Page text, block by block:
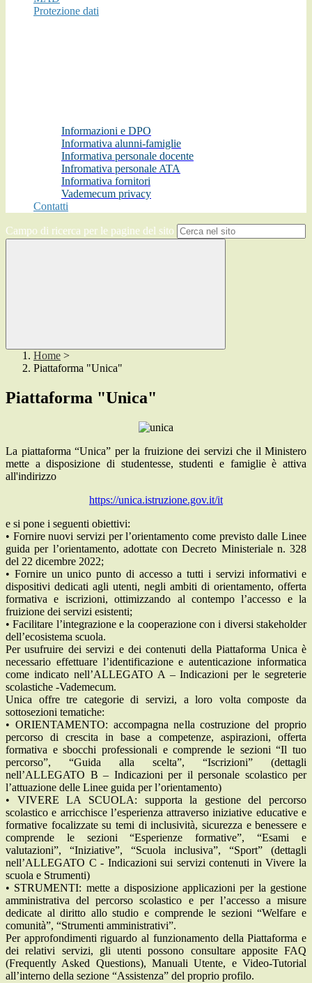
Protezione dati
Informazioni e DPO
Informativa alunni-famiglie
Informativa personale docente
Infromativa personale ATA
Informativa fornitori
Vademecum privacy
Contatti
Campo di ricerca per le pagine del sito
Home >
Piattaforma "Unica"
Piattaforma "Unica"
La piattaforma “Unica” per la fruizione dei servizi che il Ministero
mette a disposizione di studentesse, studenti e famiglie è attiva
all'indirizzo
https://unica.istruzione.gov.it/it
e si pone i seguenti obiettivi:
• Fornire nuovi servizi per l’orientamento come previsto dalle Linee
guida per l’orientamento, adottate con Decreto Ministeriale n. 328
del 22 dicembre 2022;
• Fornire un unico punto di accesso a tutti i servizi informativi e
dispositivi dedicati agli utenti, negli ambiti di orientamento, offerta
formativa e iscrizioni, ottimizzando al contempo l’accesso e la
fruizione dei servizi esistenti;
• Facilitare l’integrazione e la cooperazione con i diversi stakeholder
dell’ecosistema scuola.
Per usufruire dei servizi e dei contenuti della Piattaforma Unica è
necessario effettuare l’identificazione e autenticazione informatica
come indicato nell’ALLEGATO A – Indicazioni per le segreterie
scolastiche -Vademecum.
Unica offre tre categorie di servizi, a loro volta composte da
sottosezioni tematiche:
• ORIENTAMENTO: accompagna nella costruzione del proprio
percorso di crescita in base a competenze, aspirazioni, offerta
formativa e sbocchi professionali e comprende le sezioni “Il tuo
percorso”, “Guida alla scelta”, “Iscrizioni” (dettagli
nell’ALLEGATO B – Indicazioni per il personale scolastico per
l’attuazione delle Linee guida per l’orientamento)
• VIVERE LA SCUOLA: supporta la gestione del percorso
scolastico e arricchisce l’esperienza attraverso iniziative educative e
formative focalizzate su temi di inclusività, sicurezza e benessere e
comprende le sezioni “Esperienze formative”, “Esami e
valutazioni”, “Iniziative”, “Scuola inclusiva”, “Sport” (dettagli
nell’ALLEGATO C - Indicazioni sui servizi contenuti in Vivere la
scuola e Strumenti)
• STRUMENTI: mette a disposizione applicazioni per la gestione
amministrativa del percorso scolastico e per l’accesso a misure
dedicate al diritto allo studio e comprende le sezioni “Welfare e
comunità”, “Strumenti amministrativi”.
Per approfondimenti riguardo al funzionamento della Piattaforma e
dei relativi servizi, gli utenti possono consultare apposite FAQ
(Frequently Asked Questions), Manuali Utente, e Video-Tutorial
all’interno della sezione “Assistenza” del proprio profilo.